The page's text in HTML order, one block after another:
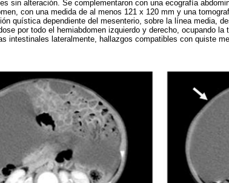
sin alteración. Se complementaron con una ecografía
con una medida de al menos 121 x 120 mm y una
quística dependiente del mesenterio, sobre la línea media,
por todo el hemiabdomen izquierdo y derecho, ocupando la
intestinales lateralmente, hallazgos compatibles con quiste